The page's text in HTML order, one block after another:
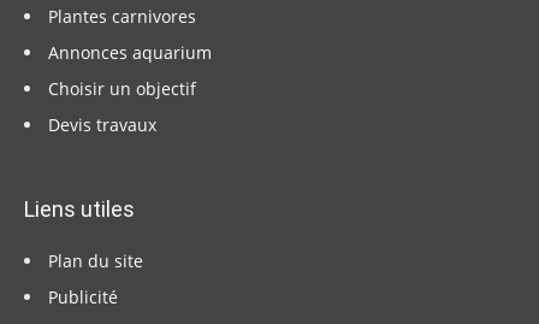
Plantes carnivores
Annonces aquarium
Choisir un objectif
Devis travaux
Liens utiles
Plan du site
Publicité